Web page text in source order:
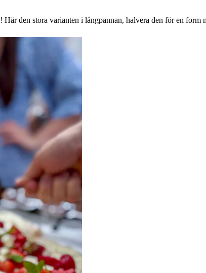
den stora varianten i långpannan, halvera den för en form